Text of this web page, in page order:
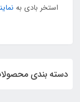
استخر بادی به
دسته بندی